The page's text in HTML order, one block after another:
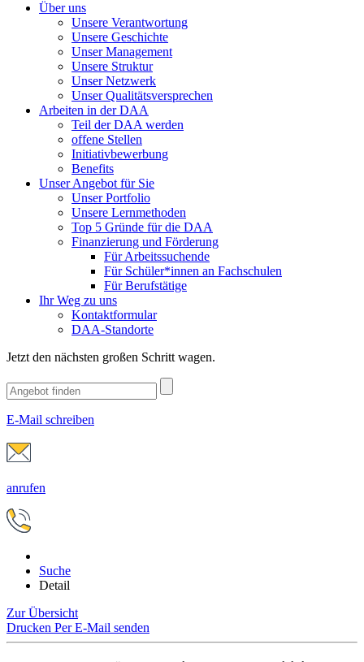
Über uns
Unsere Verantwortung
Unsere Geschichte
Unser Management
Unsere Struktur
Unser Netzwerk
Unser Qualitätsversprechen
Arbeiten in der DAA
Teil der DAA werden
offene Stellen
Initiativbewerbung
Benefits
Unser Angebot für Sie
Unser Portfolio
Unsere Lernmethoden
Top 5 Gründe für die DAA
Finanzierung und Förderung
Für Arbeitssuchende
Für Schüler*innen an Fachschulen
Für Berufstätige
Ihr Weg zu uns
Kontaktformular
DAA-Standorte
Jetzt den nächsten großen Schritt wagen.
E-Mail schreiben
anrufen
Suche
Detail
Zur Übersicht
Drucken Per E-Mail senden